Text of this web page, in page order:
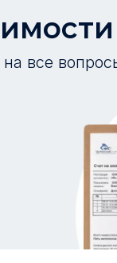
все